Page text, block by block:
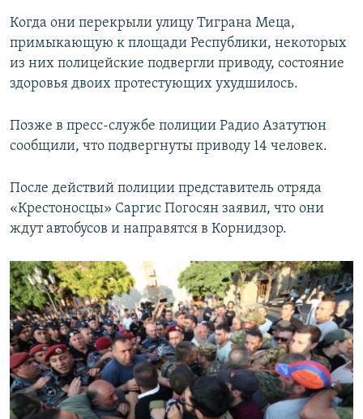
Когда они перекрыли улицу Тиграна Меца,
примыкающую к площади Республики, некоторых
из них полицейские подвергли приводу, состояние
здоровья двоих протестующих ухудшилось.
Позже в пресс-службе полиции Радио Азатутюн
сообщили, что подвергнуты приводу 14 человек.
После действий полиции представитель отряда
«Крестоносцы» Саргис Погосян заявил, что они
ждут автобусов и направятся в Корнидзор.